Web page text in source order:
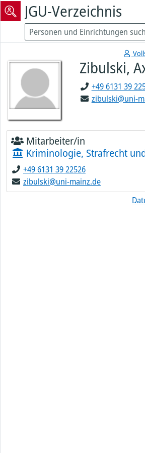
JGU-Verzeichnis
Zibulski,
+49 6131 39
zibulski@uni-
Mitarbeiter/in
Kriminologie, Strafrecht
+49 6131 39 22526
zibulski@uni-mainz.de